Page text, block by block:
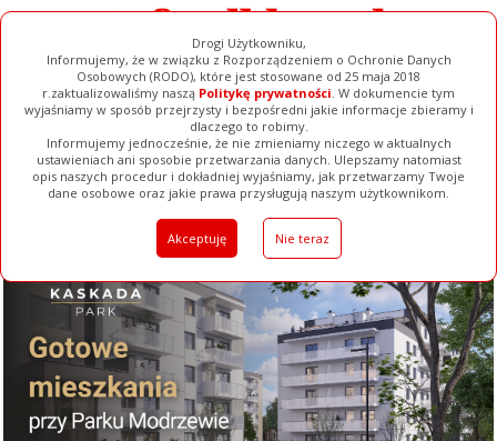
Drogi Użytkowniku,
Informujemy, że w związku z Rozporządzeniem o Ochronie Danych
Osobowych (RODO), które jest stosowane od 25 maja 2018
r.zaktualizowaliśmy naszą Politykę prywatności. W dokumencie tym
wyjaśniamy w sposób przejrzysty i bezpośredni jakie informacje zbieramy i
dlaczego to robimy.
Informujemy jednocześnie, że nie zmieniamy niczego w aktualnych
ustawieniach ani sposobie przetwarzania danych. Ulepszamy natomiast
opis naszych procedur i dokładniej wyjaśniamy, jak przetwarzamy Twoje
dane osobowe oraz jakie prawa przysługują naszym użytkownikom.
Akceptuję Nie teraz
Ogłoszenia Filmy Galerie Baza Firm Pełna Wersja